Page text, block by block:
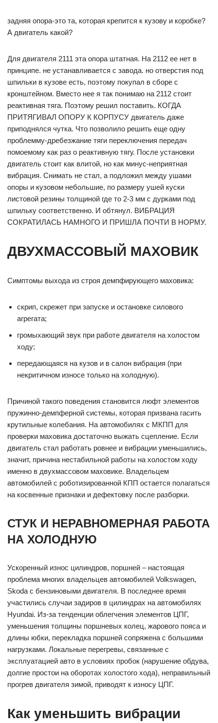
задняя опора-это та, которая крепится к кузову и коробке?
А двигатель какой?
Для двигателя 2111 эта опора штатная. На 2112 ее нет в
принципе. не устанавливается с завода. но отверстия под
шпильки в кузове есть, поэтому покупал в сборе с
кронштейном. Вместо нее я так понимаю на 2112 стоит
реактивная тяга. Поэтому решил поставить. КОГДА
ПРИТЯГИВАЛ ОПОРУ К КОРПУСУ двигатель даже
приподнялся чутка. Что позволило решить еще одну
проблемму-дребезжание тяги переключения передач
помоемому как раз о реактивную тягу. После установки
двигатель стоит как влитой, но как минус-неприятная
вибрация. Снимать не стал, а подложил между ушами
опоры и кузовом небольшие, по размеру ушей куски
листовой резины толщиной где то 2-3 мм с дурками под
шпильку соответственно. И обтянул. ВИБРАЦИЯ
СОКРАТИЛАСЬ НАМНОГО И ПРИШЛА ПОЧТИ В НОРМУ.
ДВУХМАССОВЫЙ МАХОВИК
Симптомы выхода из строя демпфирующего маховика:
скрип, скрежет при запуске и остановке силового
агрегата;
громыхающий звук при работе двигателя на холостом
ходу;
передающаяся на кузов и в салон вибрация (при
некритичном износе только на холодную).
Причиной такого поведения становится люфт элементов
пружинно-демпферной системы, которая призвана гасить
крутильные колебания. На автомобилях с МКПП для
проверки маховика достаточно выжать сцепление. Если
двигатель стал работать ровнее и вибрации уменьшились,
значит, причина нестабильной работы на холостом ходу
именно в двухмассовом маховике. Владельцем
автомобилей с роботизированной КПП остается полагаться
на косвенные признаки и дефектовку после разборки.
СТУК И НЕРАВНОМЕРНАЯ РАБОТА
НА ХОЛОДНУЮ
Ускоренный износ цилиндров, поршней – настоящая
проблема многих владельцев автомобилей Volkswagen,
Skoda с бензиновыми двигателя. В последнее время
участились случаи задиров в цилиндрах на автомобилях
Hyundai. Из-за тенденции облегчения элементов ЦПГ,
уменьшения толщины поршневых колец, жарового пояса и
длины юбки, перекладка поршней сопряжена с большими
нагрузками. Локальные перегревы, связанные с
эксплуатацией авто в условиях пробок (нарушение обдува,
долгие простои на оборотах холостого хода), неправильный
прогрев двигателя зимой, приводят к износу ЦПГ.
Как уменьшить вибрации